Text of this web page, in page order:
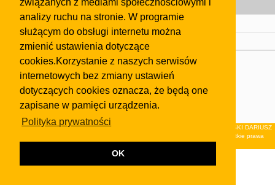
związanych z mediami społecznościowymi i
analizy ruchu na stronie. W programie
służącym do obsługi internetu można
zmienić ustawienia dotyczące
cookies.Korzystanie z naszych serwisów
internetowych bez zmiany ustawień
dotyczących cookies oznacza, że będą one
zapisane w pamięci urządzenia.
Polityka prywatności
OK
Strefa dla biznesu
Biura nieruchomości
Dealerzy i autokomisy
Skontaktuj się z nami
regulaminuiPolityki Prywatności.
Klauzula FB
© 2026Wydawnictwo NEON sp. z o.o. (dawniej: FIRMA NEON MAREK KLUCZEWSKI DARIUSZ
KRAWCZYK s.c.) z siedzibą w Olkuszu, ul.Żuradzka 15, 32-300 Olkusz . Wszystkie prawa